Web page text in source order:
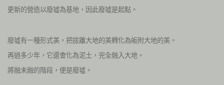
更新的營造以廢墟為基地，因此廢墟是起點。
廢墟有一種形式美，把拔離大地的美轉化為皈附大地的美。
再過多少年，它還會化為泥土，完全融入大地。
將融未融的階段，便是廢墟。